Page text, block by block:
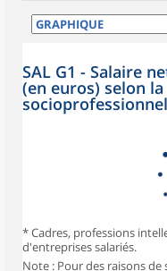
SAL G1 - Salaire
(en euros) selon
* Cadres, professions
d'entreprises salariés.
Note : Pour des raisons